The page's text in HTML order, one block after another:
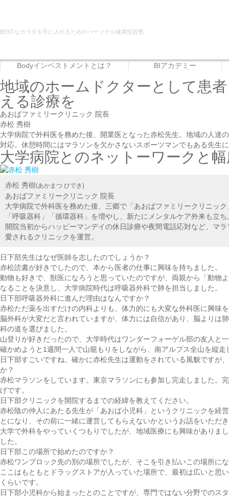
BESTなカラダを手に入れるためのパーソナル健康投資塾
Bodyインベストメントとは？
BIアカデミー
地域のホームドクターとして患
える診療を
あおばファミリークリニック 院長
赤松 秀樹
大学病院で外科医を務めた後、開業医となった赤松先生。地域の人達
対応。休憩時間にはマラソンを欠かさないスポーツマンでもある先生
大学病院とのネットーワークと
赤松 秀樹(あかまつ ひでき)
あおばファミリークリニック 院長
大学病院で外科医を務めた後、三郷で「あおばファミリークリニッ
「呼吸器科」「循環器科」を増やし、新たにメンタルケア外来も立
開院当初からハッピーマンデイの休日診療や夜間電話応対など、マ
愛されるクリニックを運営。
日下部先生はなぜ医師を志したのでしょうか？
赤松読書が好きでしたので、本から医者の仕事に興味を持ちました。
動物も好きで、獣医になろうと思っていたのですが、両親から「動物
なることを決意し、大学病院時代は呼吸器外科で肺を担当しました。
日下部呼吸器外科に進んだ理由はなんですか？
赤松ただ薬を出すだけの内科よりも、体力的にも大変な外科医に興味
脳外科が大変だと言われていますが、体力には自信があり、脳よりは
科の道を選びました。
山登りが好きだったので、大学時代はワンダーフォーゲル部の友人と
確かめようと1週間一人で山籠もりをしながら、南アルプス全山を縦走
日下部すごいですね。確かに赤松先生は運動をされている風貌ですが
か？
赤松マラソンをしています。東京マラソンにも参加し完走しました。
げです。
日下部クリニックを開院するまでの経緯を教えてください。
赤松陰の仲人にあたる先生が「あおば小児科」というクリニックを経
とになり、その前に一緒に運営してもらえないかというお話をいただ
大学で外科をやっていくつもりでしたが、地域医療にも興味がありま
した。
日下部この場所で始めたのですか？
赤松ワンブロック先の別の場所でしたが、そこを引き払いこの場所に
ここはもともとドラッグストアが入っていた場所で、最初は広いと思
くらいです。
日下部小児科から始まったとのことですが、専門ではない分野でのス